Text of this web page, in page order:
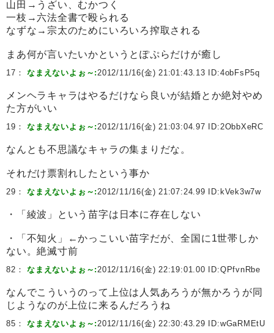
山田→うざい、むかつく
一枝→六法全書で殴られる
なずな→宗太のためにいろいろ搾取される
まあ何が言いたいかというとぽぷらだけが癒し
17：なまえないよぉ～:2012/11/16(金) 21:01:43.13 ID:4obFsP5q
メンヘラキャラはやるだけなら良いが結婚とか絶対やめ
た方がいい
19：なまえないよぉ～:2012/11/16(金) 21:03:04.97 ID:2ObbXeRC
なんとも不思議なキャラの集まりだな。
それだけ票割れしたという事か
29：なまえないよぉ～:2012/11/16(金) 21:07:24.99 ID: kVek3w7w
・「綾波」という苗字は日本に存在しない
・「不知火」←かっこいい苗字だが、全国に1世帯しか
ない。絶滅寸前
82：なまえないよぉ～:2012/11/16(金) 22:19:01.00 ID:QPfvnRbe
なんでこういうのって上位は人気あろうが無かろうが同
じようなのが上位に来るんだろうね
85：なまえないよぉ～:2012/11/16(金) 22:30:43.29 ID:wGaRMEtU